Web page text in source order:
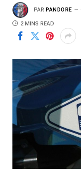
PAR PANDORE
2 MINS READ